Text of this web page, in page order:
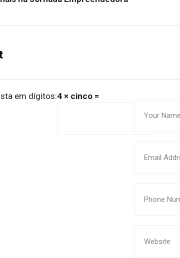
em dígitos:4 × cinco =